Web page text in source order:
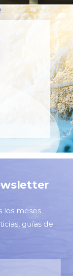
los meses
guías de